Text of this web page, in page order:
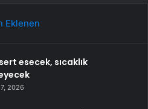
Eklenen
esecek, sıcaklık
2026